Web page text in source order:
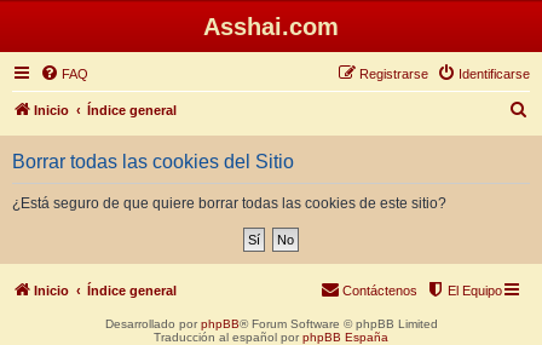
Asshai.com
FAQ Identificarse
Registrarse
Inicio Índice general
u
Borrar todas las cookies del Sitio
¿Está seguro de que quiere borrar todas las cookies de este sitio?
Inicio Índice general El Equipo
Contáctenos
Desarrollado por phpBB® Forum Software © phpBB Limited
Traducción al español por phpBB España